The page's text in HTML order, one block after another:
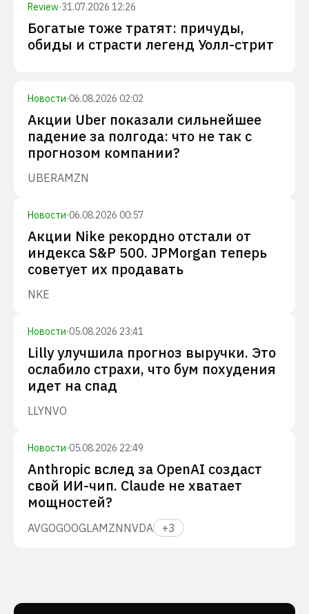
Review·31.07.2026 12:26
Богатые тоже тратят: причуды,
обиды и страсти легенд Уолл-стрит
Новости·06.08.2026 02:02
Акции Uber показали сильнейшее
падение за полгода: что не так с
прогнозом компании?
UBERAMZN
Новости·06.08.2026 00:57
Акции Nike рекордно отстали от
индекса S&P 500. JPMorgan теперь
советует их продавать
NKE
Новости·05.08.2026 23:41
Lilly улучшила прогноз выручки. Это
ослабило страхи, что бум похудения
идет на спад
LLYNVO
Новости·05.08.2026 22:49
Anthropic вслед за OpenAI создаст
свой ИИ-чип. Claude не хватает
мощностей?
AVGOGOOGLAMZNNVDA +3